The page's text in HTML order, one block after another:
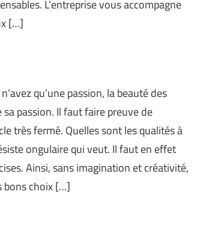
L’entreprise vous accompagne
[…]
qu’une passion, la beauté des
passion. Il faut faire preuve de
très fermé. Quelles sont les qualités à
ongulaire qui veut. Il faut en effet
Ainsi, sans imagination et créativité,
bons choix […]